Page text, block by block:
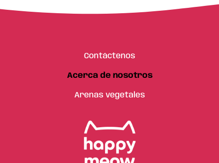
Contáctenos
Acerca de nosotros
Arenas vegetales